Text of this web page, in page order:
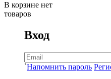
В корзинe нет
товаров
Вход
`Напомнить пароль